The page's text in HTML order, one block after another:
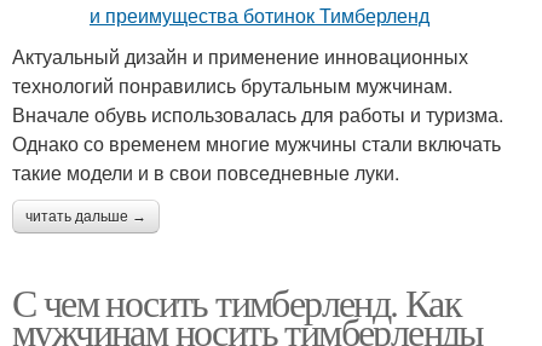
Актуальный дизайн и применение инновационных
технологий понравились брутальным мужчинам.
Вначале обувь использовалась для работы и туризма.
Однако со временем многие мужчины стали включать
такие модели и в свои повседневные луки.
читать дальше →
С чем носить тимберленд. Как
мужчинам носить тимберленды